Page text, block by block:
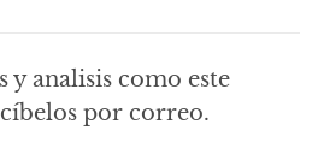
y analisis como este
por correo.